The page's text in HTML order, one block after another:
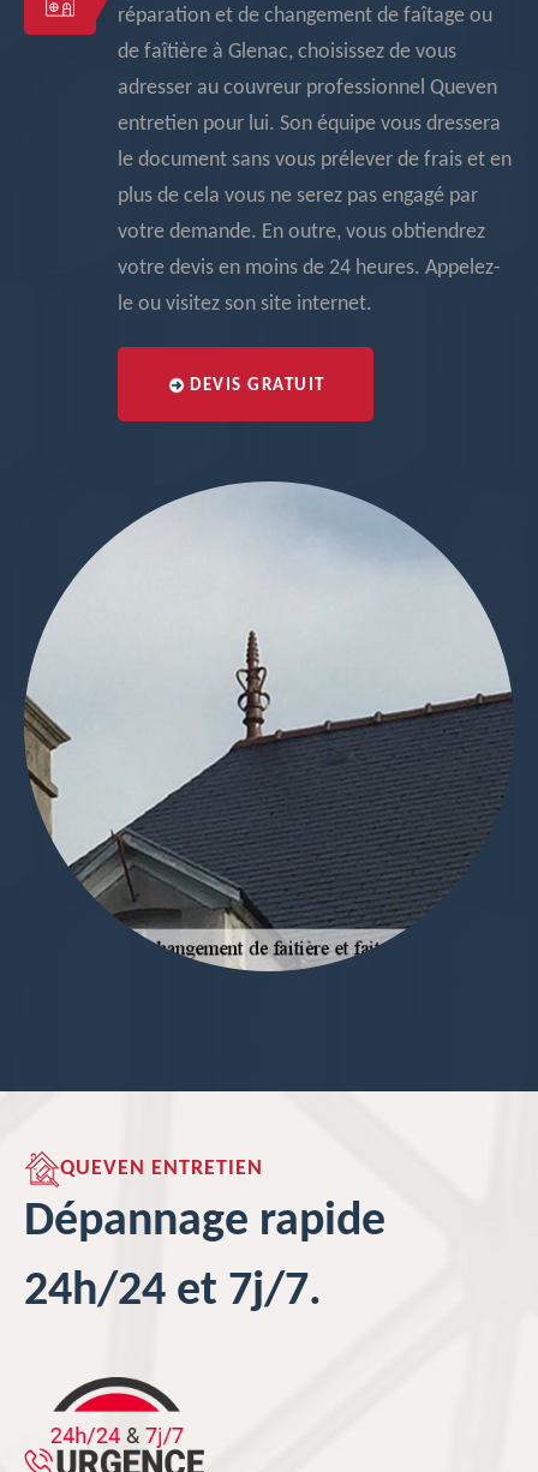
réparation et de changement de faîtage ou
de faîtière à Glenac, choisissez de vous
adresser au couvreur professionnel Queven
entretien pour lui. Son équipe vous dressera
le document sans vous prélever de frais et en
plus de cela vous ne serez pas engagé par
votre demande. En outre, vous obtiendrez
votre devis en moins de 24 heures. Appelez-
le ou visitez son site internet.
DEVIS GRATUIT
QUEVEN ENTRETIEN
Dépannage rapide
24h/24 et 7j/7.